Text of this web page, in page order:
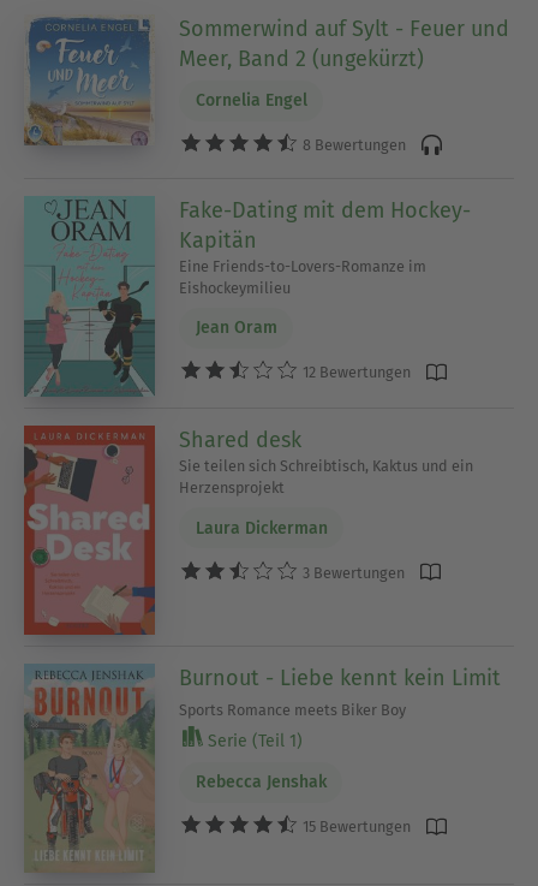
Sommerwind auf Sylt - Feuer und
Meer, Band 2 (ungekürzt)
Cornelia Engel
8 Bewertungen
Fake-Dating mit dem Hockey-
Kapitän
Eine Friends-to-Lovers-Romanze im
Eishockeymilieu
Jean Oram
12 Bewertungen
Shared desk
Sie teilen sich Schreibtisch, Kaktus und ein
Herzensprojekt
Laura Dickerman
3 Bewertungen
Burnout - Liebe kennt kein Limit
Sports Romance meets Biker Boy
Serie (Teil 1)
Rebecca Jenshak
15 Bewertungen